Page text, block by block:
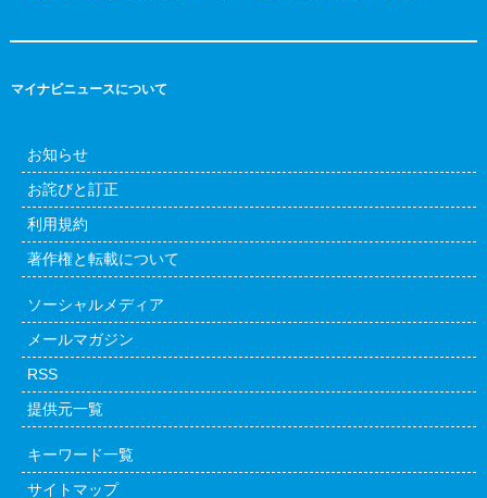
マイナビニュースについて
お知らせ
お詫びと訂正
利用規約
著作権と転載について
ソーシャルメディア
メールマガジン
RSS
提供元一覧
キーワード一覧
サイトマップ